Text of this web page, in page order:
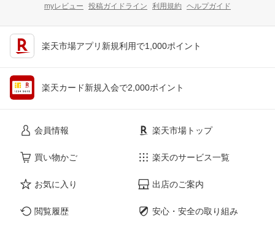
myレビュー 投稿ガイドライン 利用規約 ヘルプガイド
楽天市場アプリ新規利用で1,000ポイント
楽天カード新規入会で2,000ポイント
会員情報
買い物かご
お気に入り
閲覧履歴
楽天市場トップ
楽天のサービス一覧
出店のご案内
安心・安全の取り組み